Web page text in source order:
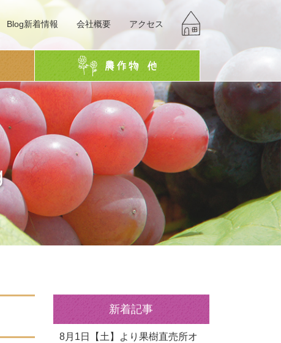
アクセス
会社概要
Blog新着情報
新着記事
8月1日【土】より果樹直売所オ